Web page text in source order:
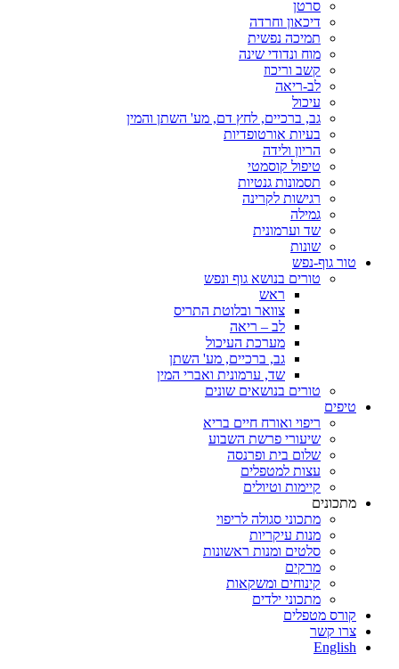
סרטן
דיכאון וחרדה
תמיכה נפשית
מוח ונדודי שינה
קשב וריכוז
לב-ריאה
עיכול
גב, ברכיים, לחץ דם, מע' השתן והמין
בעיות אורטופדיות
הריון ולידה
טיפול קוסמטי
תסמונות גנטיות
רגישות לקרינה
גמילה
שד וערמונית
שונות
טור גוף-נפש
טורים בנושא גוף ונפש
ראש
צוואר ובלוטת התריס
לב – ריאה
מערכת העיכול
גב, ברכיים, מע' השתן
שד, ערמונית ואברי המין
טורים בנושאים שונים
טיפים
ריפוי ואורח חיים בריא
שיעורי פרשת השבוע
שלום בית ופרנסה
עצות למטפלים
קיימות וטיולים
מתכונים
מתכוני סגולה לריפוי
מנות עיקריות
סלטים ומנות ראשונות
מרקים
קינוחים ומשקאות
מתכוני ילדים
קורס מטפלים
צרו קשר
English